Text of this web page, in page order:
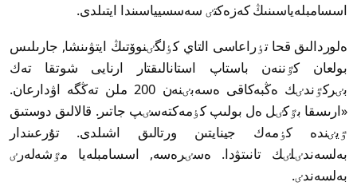
اسسامبلەياسىنىڭ كەزەكتٸ سەسسيياسىندا ايتىلدى.
ەلوردالىق قحا تٶراعاسى التاي كٶلگٸنوۆتىڭ ايتۋىنشا, جارىلىس
بولعان كٷننەن باستاپ استانالىقتار ارنايى شوتقا تەك
بٸركٷندٸك ەڭبەكاقى ەسەبٸنەن 200 ملن تەڭگە اۋدارعان.
«ارىسقا بٷكٸل ەل بولىپ كٶمەكتەسٸپ جاتىر. قالالىق دوستىق
ٷيٸندە كٶمەك جينايتىن ورتالىق اشىلدى. تۇرعىندار
بەلسەندٸلٸك تانىتۋدا. ەسٸرەسە, اسسامبلەيا مٷشەلەرٸ
بەلسەندٸ.